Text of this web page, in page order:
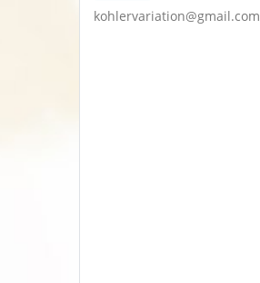
kohlervariation@gmail.com